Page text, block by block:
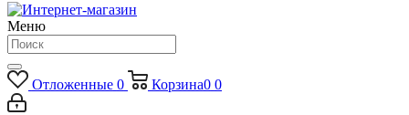
Меню
Отложенные 0 Корзина0 0